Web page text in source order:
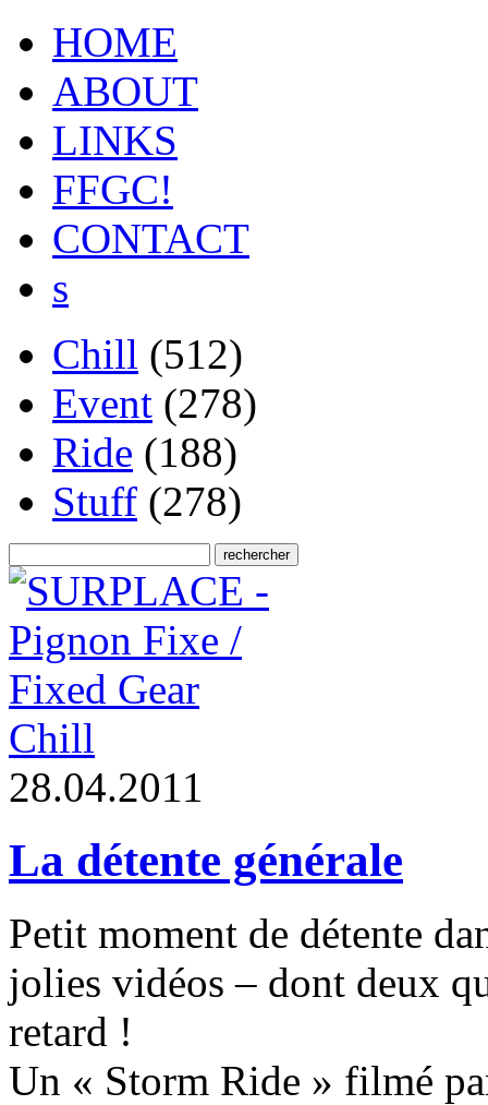
HOME
ABOUT
LINKS
FFGC!
CONTACT
s
Chill (512)
Event (278)
Ride (188)
Stuff (278)
Chill
28.04.2011
La détente générale
Petit moment de détente
jolies vidéos – dont deux
retard !
Un « Storm Ride » filmé